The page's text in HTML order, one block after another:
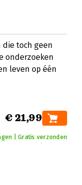
die toch geen
onderzoeken
leven op één
€ 21,99
| Gratis verzonden